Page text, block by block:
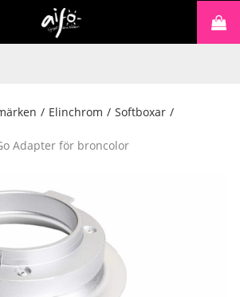
/ Elinchrom / Softboxar /
Adapter för broncolor